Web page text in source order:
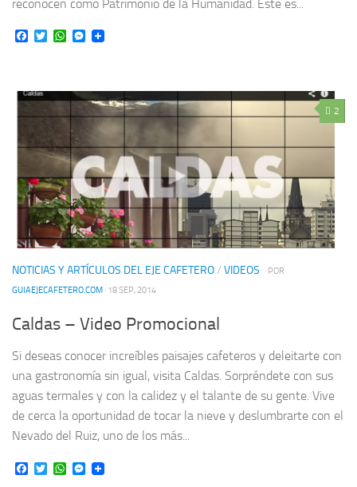
reconocen como Patrimonio de la Humanidad. Este es...
Facebook
TwitterWhatsApp
Messenger
2
NOTICIAS Y ARTÍCULOS DEL EJE CAFETERO/ VIDEOS · POR
GUIAEJECAFETERO.COM · 18 SEP, 2014
Caldas – Video Promocional
Si deseas conocer increíbles paisajes cafeteros y deleitarte con
una gastronomía sin igual, visita Caldas. Sorpréndete con sus
aguas termales y con la calidez y el talante de su gente. Vive
de cerca la oportunidad de tocar la nieve y deslumbrarte con el
Nevado del Ruiz, uno de los más...
Facebook
TwitterWhatsApp
Messenger